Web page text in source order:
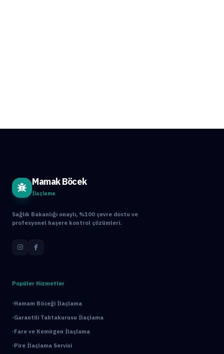
Mamak Böcek
İlaçlama
Sağlık Bakanlığı onaylı, %100 çevre dostu ve
profesyonel haşere kontrol çözümleri.
Popüler Hizmetler
Hamam Böceği İlaçlama
Garantili Tahtakurusu İlaçlama
Fare ve Kemirgen İlaçlama
Pire İlaçlama Servisi